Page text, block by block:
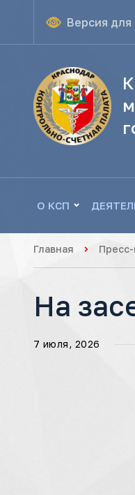
Версия
О КСП
Главная
На
7 июля, 2026